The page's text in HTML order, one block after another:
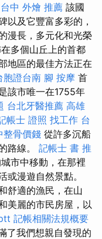
台中 外燴 推薦 該國
以及它豐富多彩的，
漫長，多元化和光榮
多個山丘上的首都
地區的最佳方法正在
胞證台南 腳 按摩 首
該市唯一在1755年
台北牙醫推薦 高雄
帳士 證照 找工作 台
整骨價錢 從許多沉船
路線。 記帳士 書 推
市中移動，在那裡
或漫遊自然景點。
舒適的漁民，在山
美麗的市民房屋，以
記帳相關法規概要
了我們想親自發現的